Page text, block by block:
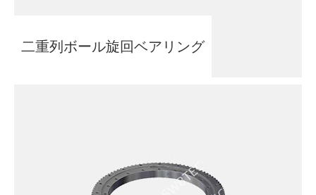
二重列ボール旋回ベアリング